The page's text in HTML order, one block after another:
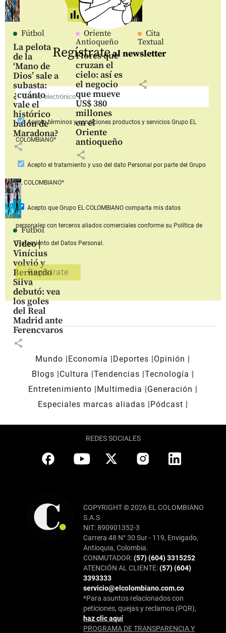
Fútbol
La pelota
de la
‘Mano de
Dios’ sale a
subasta:
¿cuánto
vale el
histórico
balón de
Maradona?
share
Oriente
Antioqueño
Flores que
cruzan el
cielo: así es
el negocio
que mueve
US$ 380
millones
en el
Oriente
antioqueño
share
Cita
Textual
share
Fútbol
Video |
Vinícius
volvió y
Bernardo
Silva
debutó: vea
los goles
del Real
Madrid ante
Ferencvaros
share
Regístrateal newsletter
Aceptotérminos y condiciones productos y serviciosGrupo EL
COLOMBIANO*
Acepto el tratamiento y uso del dato Personal por parte del Grupo
EL COLOMBIANO*
Acepto que Grupo EL COLOMBIANOcomparta mis datos
personales con terceros aliados comerciales conforme su Política de
Tratamiento del Datos Personal.
Mundo Economía Deportes
Opinión
Blogs
Cultura Tendencias Tecnología
Entretenimiento
Multimedia
Generación
Especiales marcas aliadas
Pódcast
REDES SOCIALES
COPYRIGHT © 2026 EL COLOMBIANO
S.A.S
NIT: 890901352-3
Carrera 48 N° 30 Sur - 119, Envigado,
Antioquia, Colombia.
CONMUTADOR:(57) (604) 3315252
ATENCIÓN AL CLIENTE:(57) (604)
3393333
servicio@elcolombiano.com.co
*Para asuntos relacionados con
peticiones, quejas y reclamos (PQR),
haz clic aquí
PROGRAMA DE TRANSPARENCIA Y